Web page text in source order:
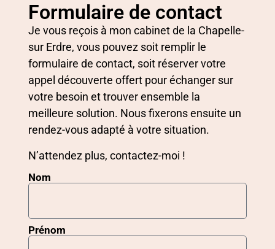
Formulaire de contact
Je vous reçois à mon cabinet de la Chapelle-
sur Erdre, vous pouvez soit remplir le
formulaire de contact, soit réserver votre
appel découverte offert pour échanger sur
votre besoin et trouver ensemble la
meilleure solution. Nous fixerons ensuite un
rendez-vous adapté à votre situation.
N’attendez plus, contactez-moi !
Nom
Prénom